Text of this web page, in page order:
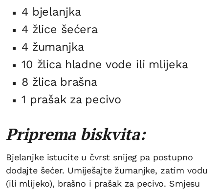
4 bjelanjka
4 žlice šećera
4 žumanjka
10 žlica hladne vode ili mlijeka
8 žlica brašna
1 prašak za pecivo
Priprema biskvita:
Bjelanjke istucite u čvrst snijeg pa postupno
dodajte šećer. Umiješajte žumanjke, zatim vodu
(ili mlijeko), brašno i prašak za pecivo. Smjesu